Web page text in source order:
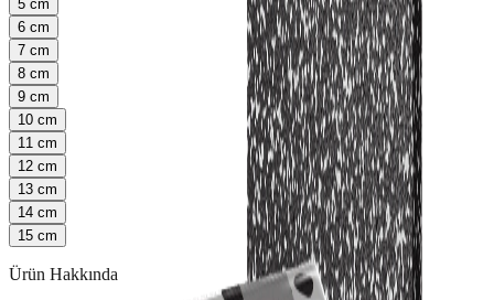
5 cm
6 cm
7 cm
8 cm
9 cm
10 cm
11 cm
12 cm
13 cm
14 cm
15 cm
Ürün Hakkında